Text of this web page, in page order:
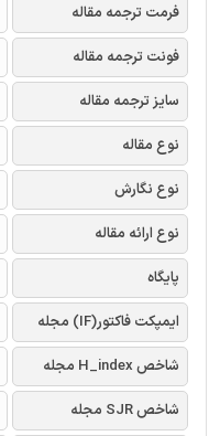
فرمت ترجمه مقاله
فونت ترجمه مقاله
سایز ترجمه مقاله
نوع مقاله
نوع نگارش
نوع ارائه مقاله
پایگاه
ایمپکت فاکتور(IF) مجله
شاخص H_index مجله
شاخص SJR مجله